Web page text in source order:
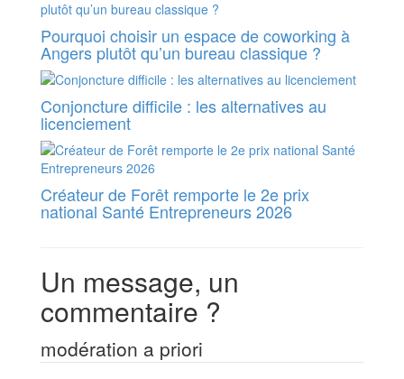
Pourquoi choisir un espace de coworking à
Angers plutôt qu’un bureau classique ?
Conjoncture difficile : les alternatives au
licenciement
Créateur de Forêt remporte le 2e prix
national Santé Entrepreneurs 2026
Un message, un
commentaire ?
modération a priori